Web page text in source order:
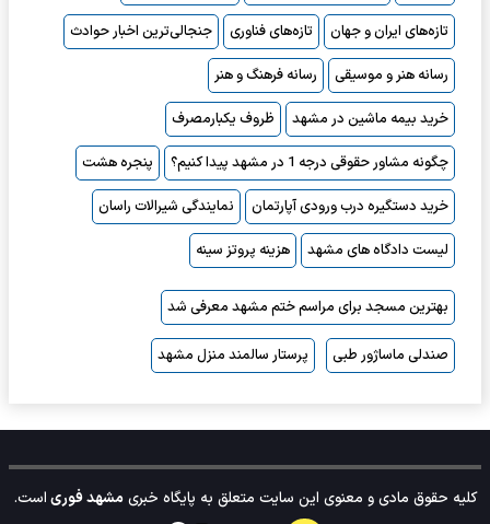
تازه‌های ایران و جهان
تازه‌های فناوری
جنجالی‌ترین اخبار حوادث
رسانه هنر و موسیقی
رسانه فرهنگ و هنر
خرید بیمه ماشین در مشهد
ظروف یکبارمصرف
چگونه مشاور حقوقی درجه 1 در مشهد پیدا کنیم؟
پنجره هشت
خرید دستگیره درب ورودی آپارتمان
نمایندگی شیرالات راسان
لیست دادگاه های مشهد
هزینه پروتز سینه
بهترین مسجد برای مراسم ختم مشهد معرفی شد
صندلی ماساژور طبی پرستار سالمند منزل مشهد
کلیه حقوق مادی و معنوی این سایت متعلق به پایگاه خبریمشهد فوریاست.